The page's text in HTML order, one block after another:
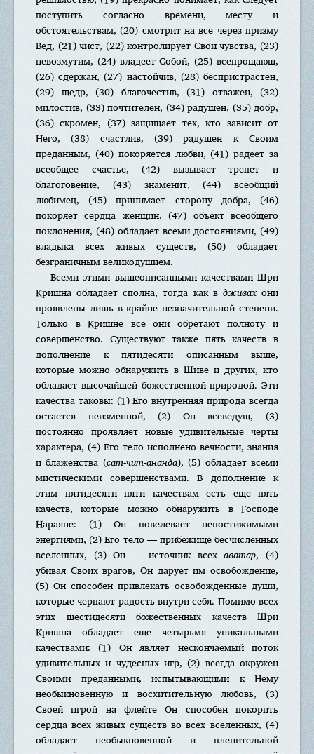
поступить согласно времени, месту и
обстоятельствам, (20) смотрит на все через призму
Вед, (21) чист, (22) контролирует Свои чувства, (23)
невозмутим, (24) владеет Собой, (25) всепрощающ,
(26) сдержан, (27) настойчив, (28) беспристрастен,
(29) щедр, (30) благочестив, (31) отважен, (32)
милостив, (33) почтителен, (34) радушен, (35) добр,
(36) скромен, (37) защищает тех, кто зависит от
Него, (38) счастлив, (39) радушен к Своим
преданным, (40) покоряется любви, (41) радеет за
всеобщее счастье, (42) вызывает трепет и
благоговение, (43) знаменит, (44) всеобщий
любимец, (45) принимает сторону добра, (46)
покоряет сердца женщин, (47) объект всеобщего
поклонения, (48) обладает всеми достояниями, (49)
владыка всех живых существ, (50) обладает
безграничным великодушием.
Всеми этими вышеописанными качествами Шри
Кришна обладает сполна, тогда как в дживахони
проявлены лишь в крайне незначительной степени.
Только в Кришне все они обретают полноту и
совершенство. Существуют также пять качеств в
дополнение к пятидесяти описанным выше,
которые можно обнаружить в Шиве и других, кто
обладает высочайшей божественной природой. Эти
качества таковы: (1) Его внутренняя природа всегда
остается неизменной, (2) Он всеведущ, (3)
постоянно проявляет новые удивительные черты
характера, (4) Его тело исполнено вечности, знания
и блаженства (сат-чит-ананда), (5) обладает всеми
мистическими совершенствами. В дополнение к
этим пятидесяти пяти качествам есть еще пять
качеств, которые можно обнаружить в Господе
Нараяне: (1) Он повелевает непостижимыми
энергиями, (2) Его тело — прибежище бесчисленных
вселенных, (3) Он — источник всехаватар, (4)
убивая Своих врагов, Он дарует им освобождение,
(5) Он способен привлекать освобожденные души,
которые черпают радость внутри себя. Помимо всех
этих шестидесяти божественных качеств Шри
Кришна обладает еще четырьмя уникальными
качествами: (1) Он являет нескончаемый поток
удивительных и чудесных игр, (2) всегда окружен
Своими преданными, испытывающими к Нему
необыкновенную и восхитительную любовь, (3)
Своей игрой на флейте Он способен покорить
сердца всех живых существ во всех вселенных, (4)
обладает необыкновенной и пленительной